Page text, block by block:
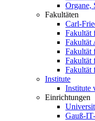
Organe,
Fakultäten
Carl-
Fakultät
Fakultät
Fakultät
Fakultät
Fakultät
Institute
Institute
Einrichtungen
Gauß-